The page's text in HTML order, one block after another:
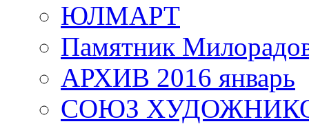
ЮЛМАРТ
Памятник
АРХИВ 2016 январь
СОЮЗ